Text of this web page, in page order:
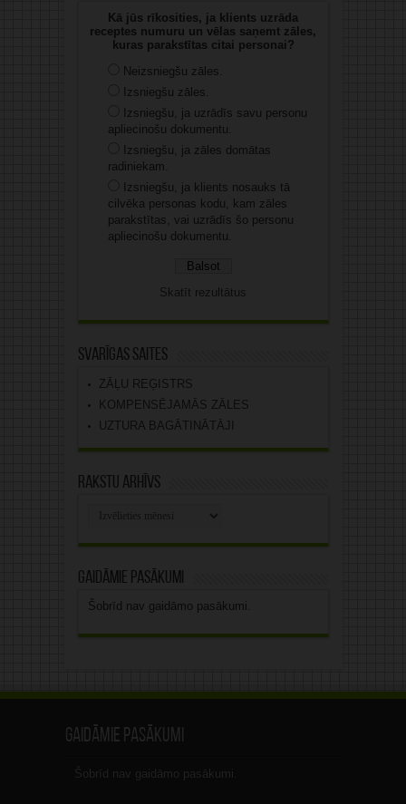
Kā jūs rīkosities, ja klients uzrāda
receptes numuru un vēlas saņemt zāles,
kuras parakstītas citai personai?
Neizsniegšu zāles.
Izsniegšu zāles.
Izsniegšu, ja uzrādīs savu personu
apliecinošu dokumentu.
Izsniegšu, ja zāles domātas
radiniekam.
Izsniegšu, ja klients nosauks tā
cilvēka personas kodu, kam zāles
parakstītas, vai uzrādīs šo personu
apliecinošu dokumentu.
Skatīt rezultātus
Svarīgas saites
ZĀĻU REĢISTRS
KOMPENSĒJAMĀS ZĀLES
UZTURA BAGĀTINĀTĀJI
Rakstu arhīvs
Gaidāmie pasākumi
Šobrīd nav gaidāmo pasākumi.
Gaidāmie pasākumi
Šobrīd nav gaidāmo pasākumi.